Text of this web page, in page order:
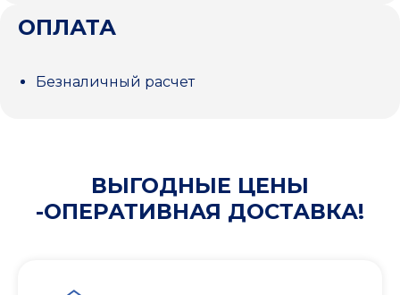
ОПЛАТА
Безналичный расчет
ВЫГОДНЫЕ ЦЕНЫ
-ОПЕРАТИВНАЯ ДОСТАВКА!